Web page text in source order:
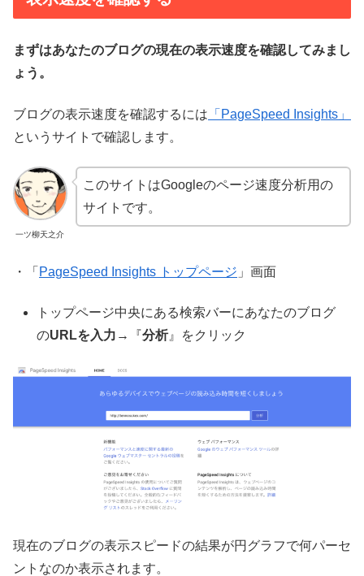
まずはあなたのブログの現在の表示速度を確認してみまし
ょう。
ブログの表示速度を確認するには 「PageSpeed Insights」
というサイトで確認します。
一ツ柳天之介
このサイトはGoogleのページ速度分析用の
サイトです。
・「 PageSpeed Insights トップページ 」画面
トップページ中央にある検索バーにあなたのブログ
のURLを入力 →『分析』をクリック
現在のブログの表示スピードの結果が円グラフで何パーセ
ントなのか表示されます。